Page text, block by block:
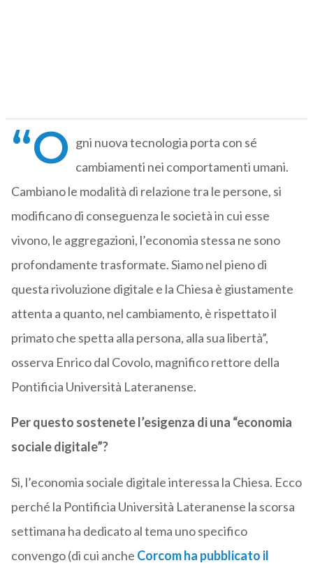
“O gni nuova tecnologia porta con sé
cambiamenti nei comportamenti umani.
Cambiano le modalità di relazione tra le persone, si
modificano di conseguenza le società in cui esse
vivono, le aggregazioni, l’economia stessa ne sono
profondamente trasformate. Siamo nel pieno di
questa rivoluzione digitale e la Chiesa è giustamente
attenta a quanto, nel cambiamento, è rispettato il
primato che spetta alla persona, alla sua libertà”,
osserva Enrico dal Covolo, magnifico rettore della
Pontificia Università Lateranense.
Per questo sostenete l’esigenza di una “economia
sociale digitale”?
Sì, l’economia sociale digitale interessa la Chiesa. Ecco
perché la Pontificia Università Lateranense la scorsa
settimana ha dedicato al tema uno specifico
convengo (di cui anche Corcom ha pubblicato il